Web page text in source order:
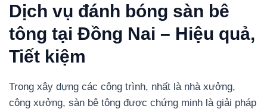
Dịch vụ đánh bóng sàn bê
tông tại Đồng Nai – Hiệu quả,
Tiết kiệm
Trong xây dựng các công trình, nhất là nhà xưởng,
công xưởng, sàn bê tông được chứng minh là giải pháp